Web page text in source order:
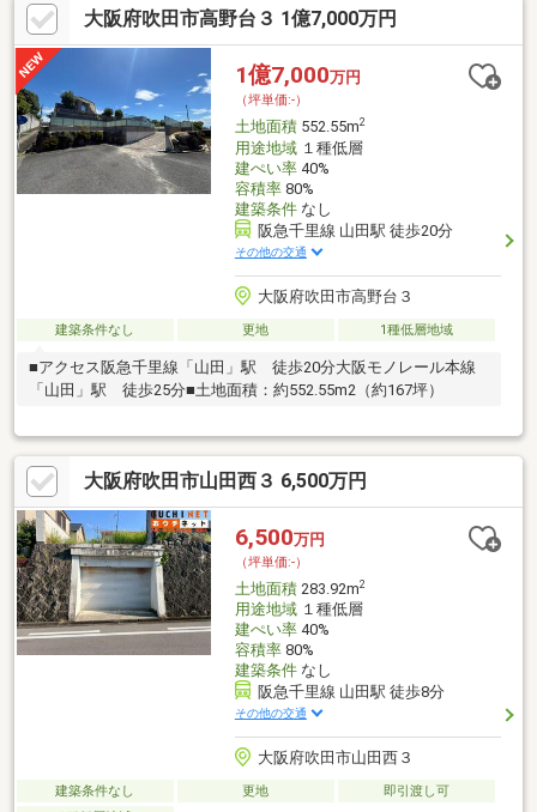
大阪府吹田市高野台３ 1億7,000万円
1億7,000万円
（坪単価:-）
土地面積552.55m2
用途地域１種低層
建ぺい率40%
容積率80%
建築条件なし
阪急千里線 山田駅 徒歩20分
その他の交通
大阪府吹田市高野台３
建築条件なし 更地 1種低層地域
■アクセス阪急千里線「山田」駅 徒歩20分大阪モノレール本線
「山田」駅 徒歩25分■土地面積：約552.55m2（約167坪）
大阪府吹田市山田西３ 6,500万円
6,500万円
（坪単価:-）
土地面積283.92m2
用途地域１種低層
建ぺい率40%
容積率80%
建築条件なし
阪急千里線 山田駅 徒歩8分
その他の交通
大阪府吹田市山田西３
建築条件なし 更地
即引渡し可